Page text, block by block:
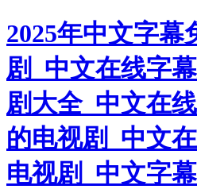
2025年中文字幕
剧_中文在线字
剧大全_中文在
的电视剧_中文
电视剧_中文字